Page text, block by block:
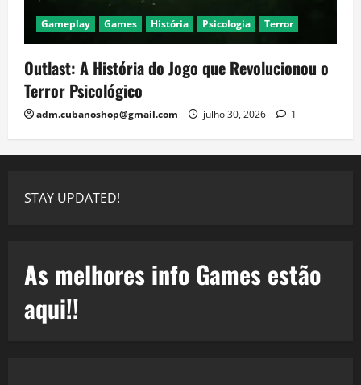
Gameplay Games História Psicologia Terror
Outlast: A História do Jogo que Revolucionou o
Terror Psicológico
adm.cubanoshop@gmail.com julho 30, 2026 1
STAY UPDATED!
As melhores info Games estão
aqui!!